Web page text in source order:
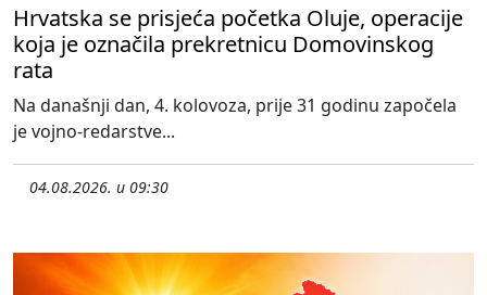
Hrvatska se prisjeća početka Oluje, operacije
koja je označila prekretnicu Domovinskog
rata
Na današnji dan, 4. kolovoza, prije 31 godinu započela
je vojno-redarstve...
04.08.2026. u 09:30